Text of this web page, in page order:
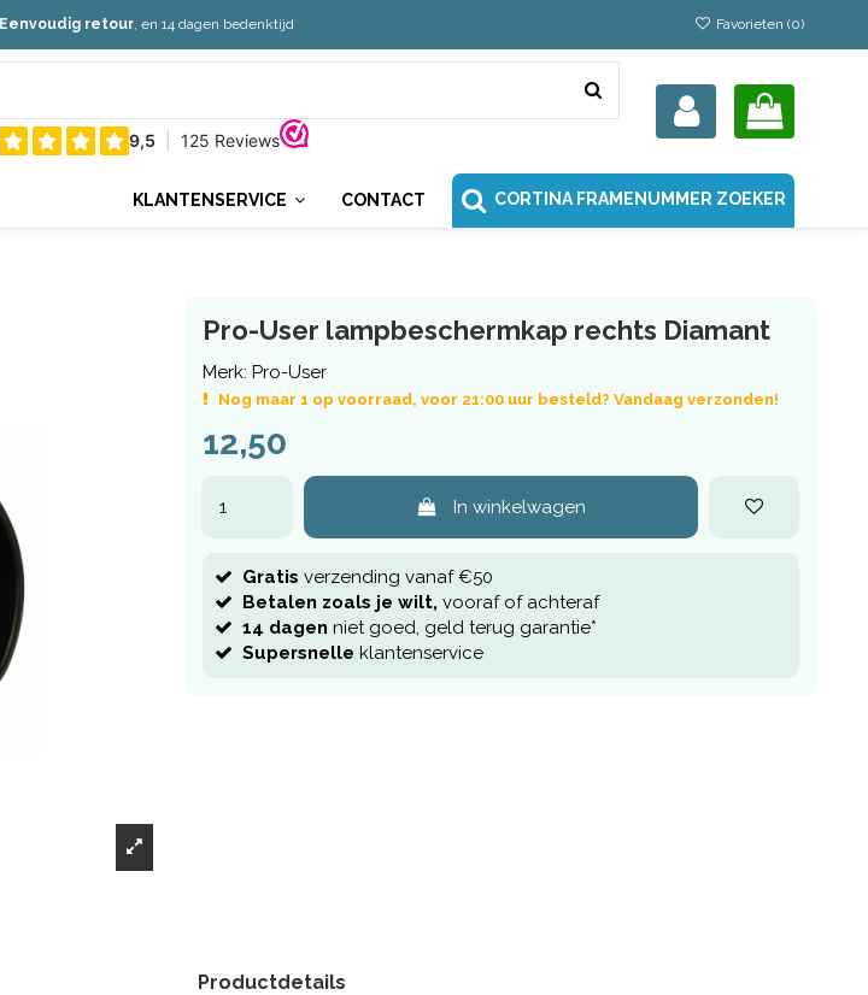
Eenvoudig retour, en 14 dagen bedenktijd Favorieten (0)
CORTINA FRAMENUMMER ZOEKER
CONTACT
KLANTENSERVICE
Pro-User lampbeschermkap rechts Diamant
Merk: Pro-User
Nog maar 1 op voorraad, voor 21:00 uur besteld? Vandaag verzonden!
12,50
In winkelwagen
Gratis verzending vanaf €50
Betalen zoals je wilt, vooraf of achteraf
14 dagen niet goed, geld terug garantie*
Supersnelle klantenservice
Productdetails